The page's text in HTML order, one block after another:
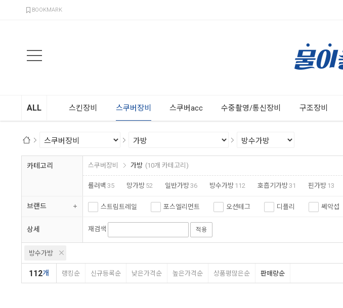
BOOKMARK
ALL 스킨장비 스쿠버장비 스쿠버acc 수중촬영/통신장비 구조장비
카테고리 스쿠버장비 가방 (10개 카테고리)
롤러백 35 망가방 52 일반가방36 방수가방 112 호흡기가방31 핀가방 13
브랜드 스트림트레일 포스엘리먼트 오션테그 디플리 쎄악섭
아쿠아나 다이나믹스타일
텍라인 오엠에스
상세 재검색 적용
방수가방
112개 랭킹순 신규등록순 낮은가격순 높은가격순 상품평많은순 판매량순